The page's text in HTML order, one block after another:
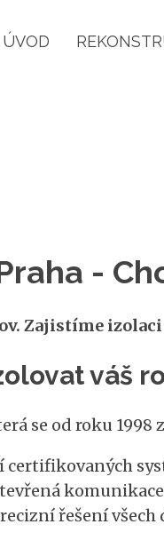
ÚVOD
-
Zajistíme izolaci
váš
se od roku
certifikovaných
řešení